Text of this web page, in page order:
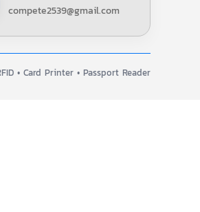
compete2539@gmail.com
• Card Printer • Passport Reader